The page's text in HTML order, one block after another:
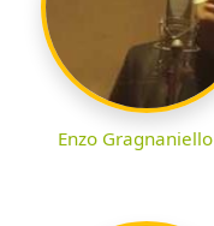
Enzo Gragnaniello